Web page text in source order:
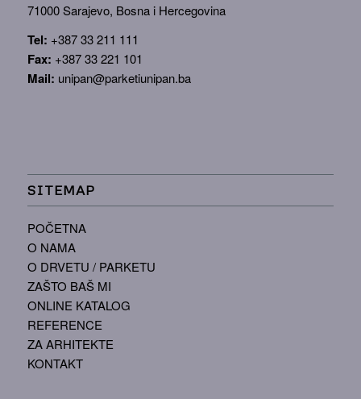
71000 Sarajevo, Bosna i Hercegovina
Tel: +387 33 211 111
Fax: +387 33 221 101
Mail: unipan@parketiunipan.ba
SITEMAP
POČETNA
O NAMA
O DRVETU / PARKETU
ZAŠTO BAŠ MI
ONLINE KATALOG
REFERENCE
ZA ARHITEKTE
KONTAKT